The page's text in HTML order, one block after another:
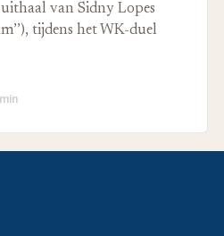
van Sidny Lopes
tijdens het WK-duel